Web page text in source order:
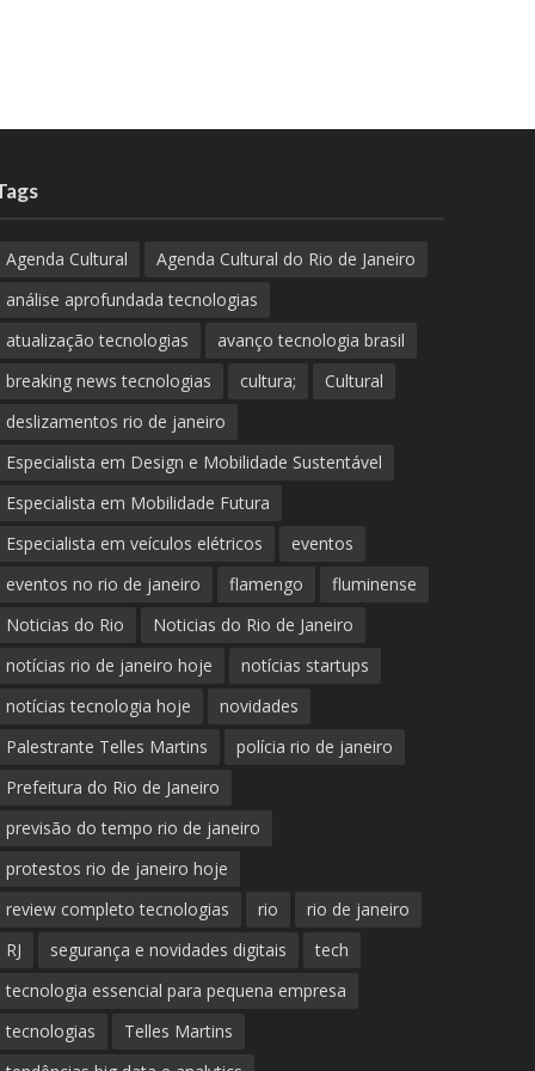
Agenda Cultural
Agenda Cultural do Rio de Janeiro
análise aprofundada tecnologias
atualização tecnologias
avanço tecnologia brasil
breaking news tecnologias
cultura;
Cultural
deslizamentos rio de janeiro
Especialista em Design e Mobilidade Sustentável
Especialista em Mobilidade Futura
Especialista em veículos elétricos
eventos
eventos no rio de janeiro
flamengo
fluminense
Noticias do Rio
Noticias do Rio de Janeiro
notícias rio de janeiro hoje
notícias startups
notícias tecnologia hoje
novidades
Palestrante Telles Martins
polícia rio de janeiro
Prefeitura do Rio de Janeiro
previsão do tempo rio de janeiro
protestos rio de janeiro hoje
review completo tecnologias
rio
rio de janeiro
RJ
segurança e novidades digitais
tech
tecnologia essencial para pequena empresa
tecnologias
Telles Martins